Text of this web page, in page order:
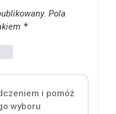
Pola
*